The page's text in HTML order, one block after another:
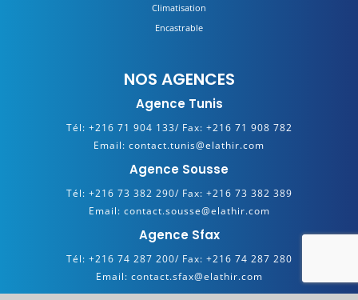
Climatisation
Encastrable
NOS AGENCES
Agence Tunis
Tél: +216 71 904 133/ Fax: +216 71 908 782
Email: contact.tunis@elathir.com
Agence Sousse
Tél: +216 73 382 290/ Fax: +216 73 382 389
Email: contact.sousse@elathir.com
Agence Sfax
Tél: +216 74 287 200/ Fax: +216 74 287 280
Email: contact.sfax@elathir.com